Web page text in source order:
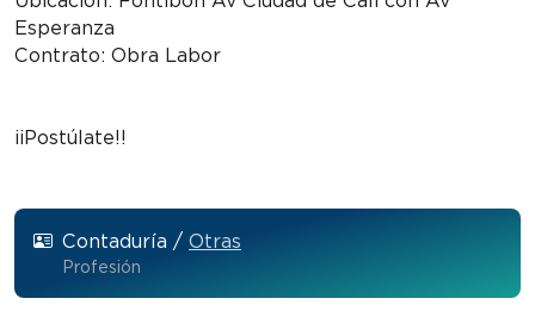
Esperanza
Contrato: Obra Labor
¡¡Postúlate!!
Contaduría / Otras
Profesión